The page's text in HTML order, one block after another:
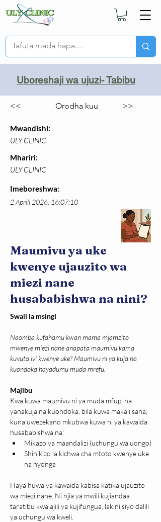
Uboreshaji wa ujuzi- Tabibu
<< Orodha kuu >>
Mwandishi:
ULY CLINIC
Mhariri:
ULY CLINIC
Imeboreshwa:
2 Aprili 2026, 16:07:10
Maumivu ya uke
kwenye ujauzito wa
miezi nane
husababishwa na nini?
Swali la msingi
Naomba kufahamu kwan mama mjamzito
mwenye miezi nane anapata maumivu kama
kuvuta ivi kwenye uke? Maumivu ni ya kuja na
kuondoka hayadumu muda mrefu.
Majibu
Kwa kuwa maumivu ni ya muda mfupi na
yanakuja na kuondoka, bila kuwa makali sana,
kuna uwezekano mkubwa kuwa ni ya kawaida
husababishwa na:
Mikazo ya maandalizi (uchungu wa uongo)
Shinikizo la kichwa cha mtoto kwenye uke
na nyonga
Haya huwa ya kawaida kabisa katika ujauzito
wa miezi nane. Ni njia ya mwili kujiandaa
taratibu kwa ajili ya kujifungua, lakini siyo dalili
ya uchungu wa kweli.